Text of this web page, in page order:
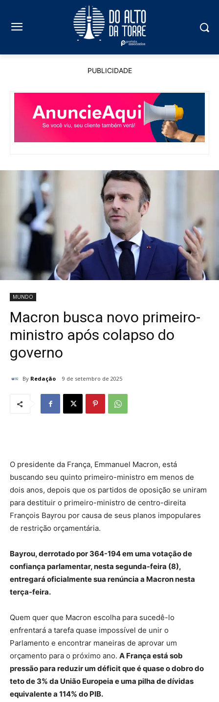
PUBLICIDADE
MUNDO
Macron busca novo primeiro-
ministro após colapso do
governo
By Redação 9 de setembro de 2025
O presidente da França, Emmanuel Macron, está
buscando seu quinto primeiro-ministro em menos de
dois anos, depois que os partidos de oposição se uniram
para destituir o primeiro-ministro de centro-direita
François Bayrou por causa de seus planos impopulares
de restrição orçamentária.
Bayrou, derrotado por 364-194 em uma votação de
confiança parlamentar, nesta segunda-feira (8),
entregará oficialmente sua renúncia a Macron nesta
terça-feira.
Quem quer que Macron escolha para sucedê-lo
enfrentará a tarefa quase impossível de unir o
Parlamento e encontrar maneiras de aprovar um
orçamento para o próximo ano. A França está sob
pressão para reduzir um déficit que é quase o dobro do
teto de 3% da União Europeia e uma pilha de dívidas
equivalente a 114% do PIB.